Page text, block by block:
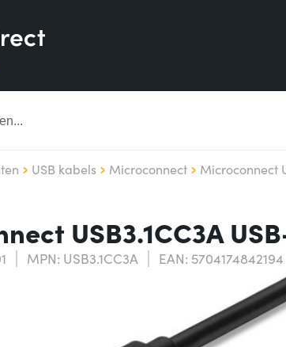
USB kabels Microconnect Microconnect
USB3.1CC3A
MPN: USB3.1CC3A EAN: 5704174842194